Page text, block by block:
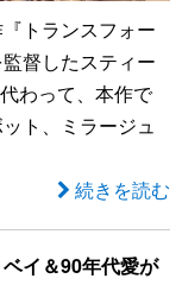
トランスフォー
督したスティー
わって、本作で
ト、ミラージュ
続きを読む
イ＆90年代愛が